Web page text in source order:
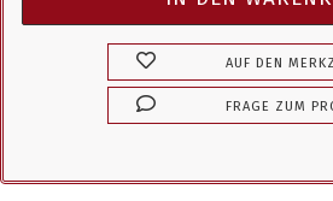
AUF DEN
FRAGE ZUM